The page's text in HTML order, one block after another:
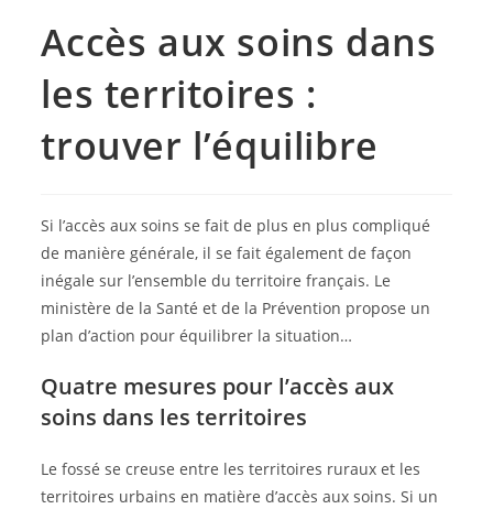
Accès aux soins dans
les territoires :
trouver l’équilibre
Si l’accès aux soins se fait de plus en plus compliqué
de manière générale, il se fait également de façon
inégale sur l’ensemble du territoire français. Le
ministère de la Santé et de la Prévention propose un
plan d’action pour équilibrer la situation…
Quatre mesures pour l’accès aux
soins dans les territoires
Le fossé se creuse entre les territoires ruraux et les
territoires urbains en matière d’accès aux soins. Si un